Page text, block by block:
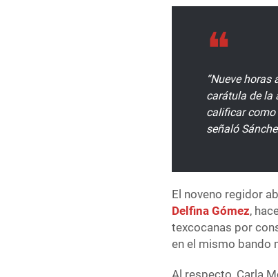
“Nueve
carátula de la
calificar como
señaló
El noveno regidor
Delfina Gómez,
texcocanas por
en el mismo bando